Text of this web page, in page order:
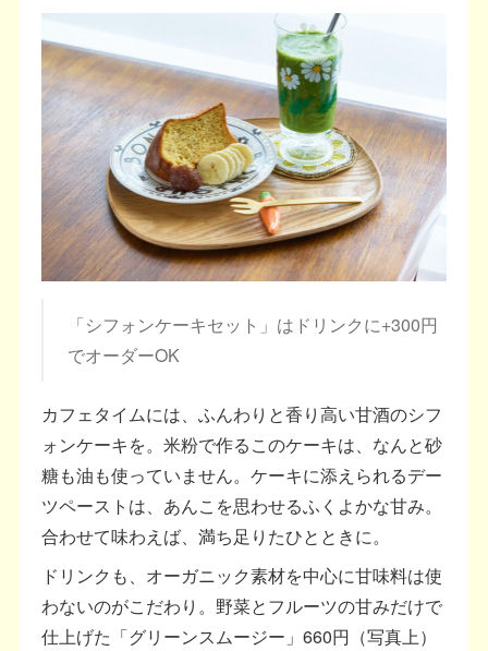
「シフォンケーキセット」はドリンクに+300円
でオーダーOK
カフェタイムには、ふんわりと香り高い甘酒のシフ
ォンケーキを。米粉で作るこのケーキは、なんと砂
糖も油も使っていません。ケーキに添えられるデー
ツペーストは、あんこを思わせるふくよかな甘み。
合わせて味わえば、満ち足りたひとときに。
ドリンクも、オーガニック素材を中心に甘味料は使
わないのがこだわり。野菜とフルーツの甘みだけで
仕上げた「グリーンスムージー」660円（写真上）